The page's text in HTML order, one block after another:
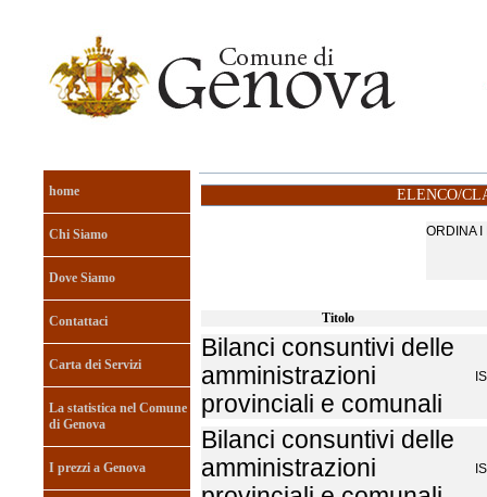
home
Chi Siamo
Dove Siamo
Contattaci
Carta dei Servizi
La statistica nel Comune
di Genova
I prezzi a Genova
ELENCO/
Titolo
Bilanci consuntivi delle
amministrazioni
provinciali e comunali
Bilanci consuntivi delle
amministrazioni